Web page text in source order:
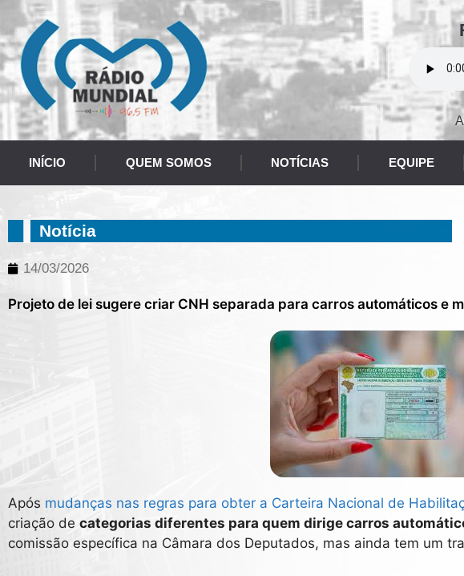
INÍCIO QUEM SOMOS NOTÍCIAS EQUIPE
Notícia
14/03/2026
Projeto de lei sugere criar CNH separada para carros automáticos e
Após mudanças nas regras para obter a Carteira Nacional de
criação de categorias diferentes para quem dirige carros
comissão específica na Câmara dos Deputados, mas ainda tem um